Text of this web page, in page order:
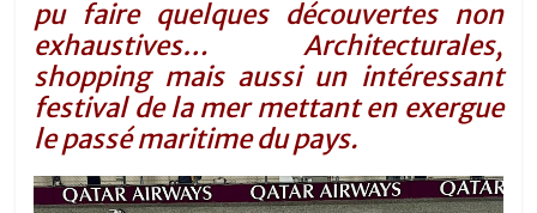
pu faire quelques découvertes non
exhaustives… Architecturales,
shopping mais aussi un intéressant
festival de la mer mettant en exergue
le passé maritime du pays.